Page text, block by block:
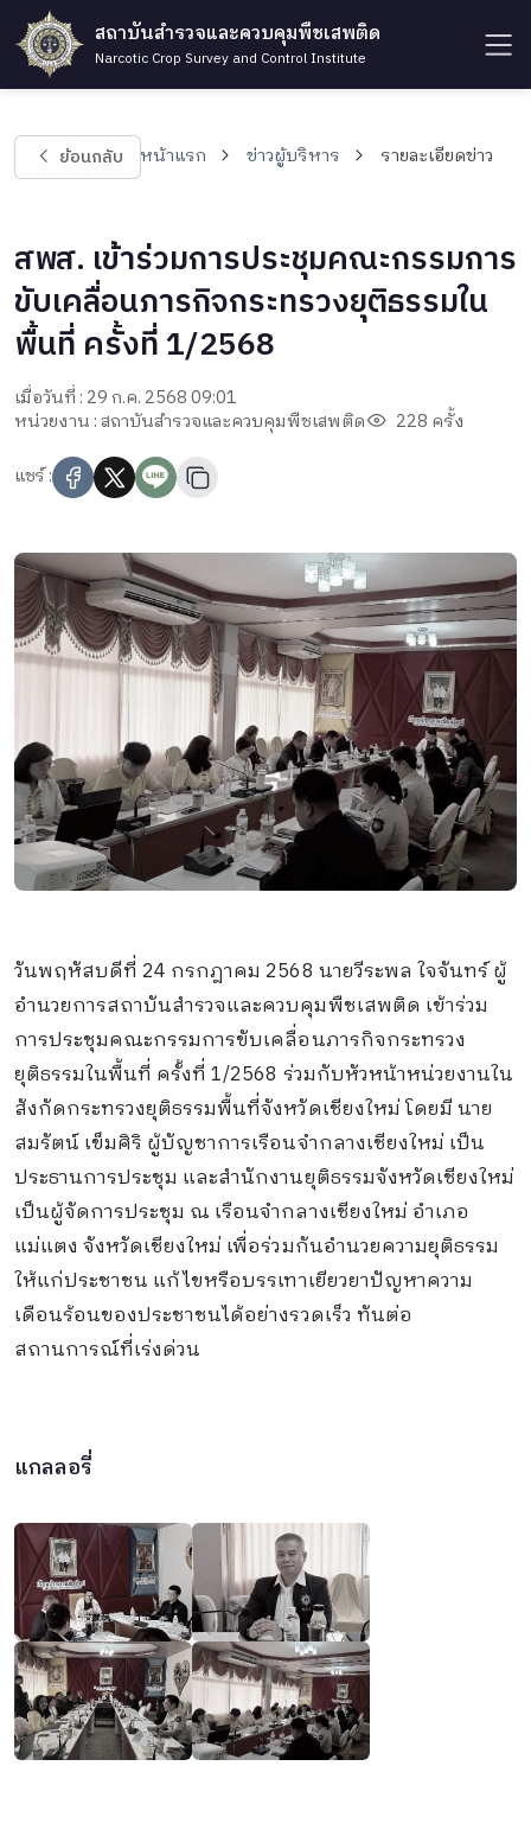
สถาบันสำรวจและควบคุมพืชเสพติด
Narcotic Crop Survey and Control Institute
ย้อนกลับ หน้าแรก ข่าวผู้บริหาร รายละเอียดข่าว
สพส. เข้าร่วมการประชุมคณะกรรมการ
ขับเคลื่อนภารกิจกระทรวงยุติธรรมใน
พื้นที่ ครั้งที่ 1/2568
เมื่อวันที่ : 29 ก.ค. 2568 09:01
หน่วยงาน : สถาบันสำรวจและควบคุมพืชเสพติด
228 ครั้ง
แชร์ :
วันพฤหัสบดีที่ 24 กรกฎาคม 2568 นายวีระพล ใจจันทร์ ผู้
อำนวยการสถาบันสำรวจและควบคุมพืชเสพติด เข้าร่วม
การประชุมคณะกรรมการขับเคลื่อนภารกิจกระทรวง
ยุติธรรมในพื้นที่ ครั้งที่ 1/2568 ร่วมกับหัวหน้าหน่วยงานใน
สังกัดกระทรวงยุติธรรมพื้นที่จังหวัดเชียงใหม่ โดยมี นาย
สมรัตน์ เข็มศิริ ผู้บัญชาการเรือนจำกลางเชียงใหม่ เป็น
ประธานการประชุม และสำนักงานยุติธรรมจังหวัดเชียงใหม่
เป็นผู้จัดการประชุม ณ เรือนจำกลางเชียงใหม่ อำเภอ
แม่แตง จังหวัดเชียงใหม่ เพื่อร่วมกันอำนวยความยุติธรรม
ให้แก่ประชาชน แก้ไขหรือบรรเทาเยียวยาปัญหาความ
เดือนร้อนของประชาชนได้อย่างรวดเร็ว ทันต่อ
สถานการณ์ที่เร่งด่วน
แกลลอรี่